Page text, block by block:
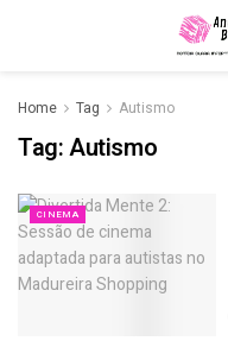
Home Tag Autismo
Tag:Autismo
CINEMA